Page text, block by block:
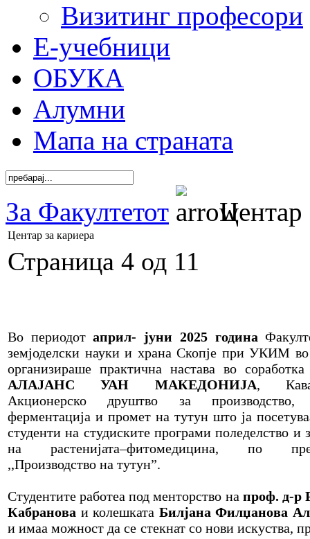
Визитинг професори
Е-учебници
ОБУКА
Алумни
Мапа на страната
За Факултетот Центар
Центар за кариера
Страница 4 од 11
Во периодотаприл- јуни 2025 година
земјоделски науки и храна Скопје при УКИМ во
организираше практична настава во
АЛАЈАНС УАН МАКЕДОНИЈА,
Акционерско друштво за производство,
ферментација и промет на тутун што ја
студенти на студиските програми поледелство и
на растенијата–фитомедицина, по
,,Производство на тутун”.
Студентите работеа под менторство на проф. д-р
Кабранова и колешката Билјана Филџанова
и имаа можност да се стекнат со нови искуства,